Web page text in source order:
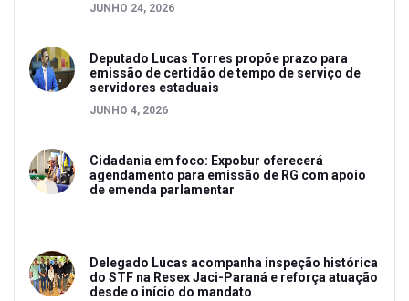
JUNHO 24, 2026
Deputado Lucas Torres propõe prazo para
emissão de certidão de tempo de serviço de
servidores estaduais
JUNHO 4, 2026
Cidadania em foco: Expobur oferecerá
agendamento para emissão de RG com apoio
de emenda parlamentar
Delegado Lucas acompanha inspeção histórica
do STF na Resex Jaci-Paraná e reforça atuação
desde o início do mandato